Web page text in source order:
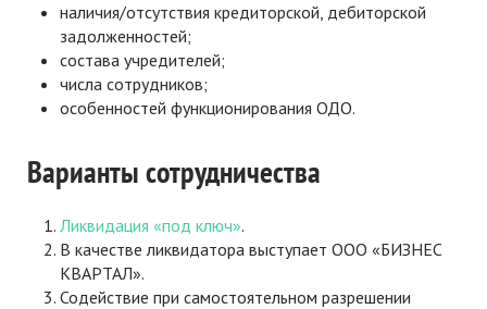
наличия/отсутствия кредиторской, дебиторской
задолженностей;
состава учредителей;
числа сотрудников;
особенностей функционирования ОДО.
Варианты сотрудничества
Ликвидация «под ключ».
В качестве ликвидатора выступает ООО «БИЗНЕС
КВАРТАЛ».
Содействие при самостоятельном разрешении